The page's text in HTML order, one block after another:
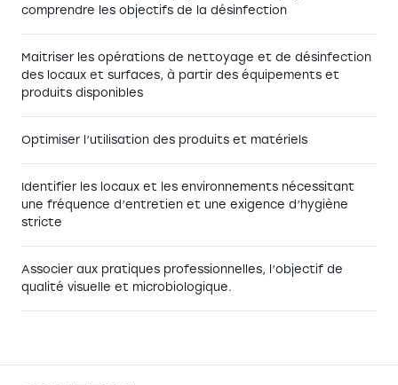
comprendre les objectifs de la désinfection
Maitriser les opérations de nettoyage et de désinfection
des locaux et surfaces, à partir des équipements et
produits disponibles
Optimiser l’utilisation des produits et matériels
Identifier les locaux et les environnements nécessitant
une fréquence d’entretien et une exigence d’hygiène
stricte
Associer aux pratiques professionnelles, l’objectif de
qualité visuelle et microbiologique.